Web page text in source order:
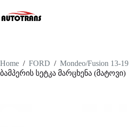
Home / FORD / Mondeo/Fusion 13-19
ბამპერის სეტკა მარცხენა (მატოვი)